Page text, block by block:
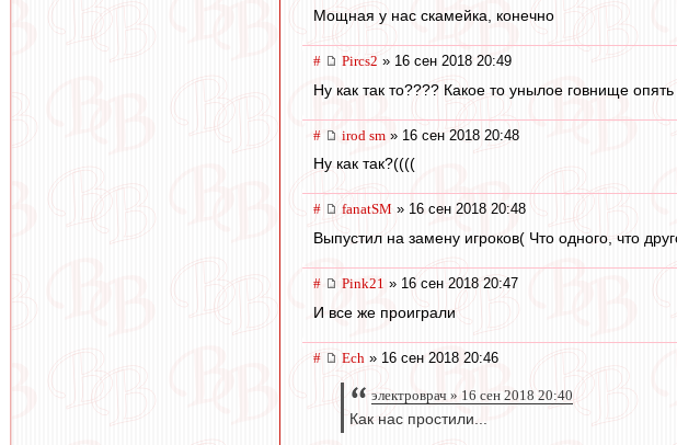
Мощная у нас скамейка, конечно
# Pircs2 » 16 сен 2018 20:49
Ну как так то???? Какое то унылое говнище
# irod sm » 16 сен 2018 20:48
Ну как так?((((
# fanatSM » 16 сен 2018 20:48
Выпустил на замену игроков( Что одного, что
# Pink21 » 16 сен 2018 20:47
И все же проиграли
# Ech » 16 сен 2018 20:46
электроврач » 16 сен 2018 20:40
Как нас простили...